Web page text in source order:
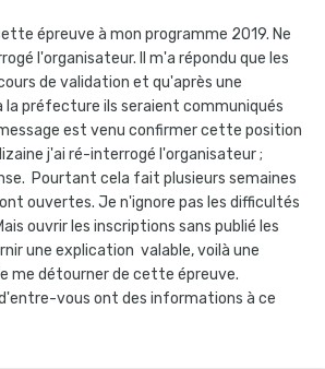
épreuve à mon programme 2019. Ne
l'organisateur. Il m'a répondu que les
de validation et qu'après une
préfecture ils seraient communiqués
est venu confirmer cette position
j'ai ré-interrogé l'organisateur ;
Pourtant cela fait plusieurs semaines
ouvertes. Je n'ignore pas les difficultés
ouvrir les inscriptions sans publié les
une explication valable, voilà une
me détourner de cette épreuve.
vous ont des informations à ce